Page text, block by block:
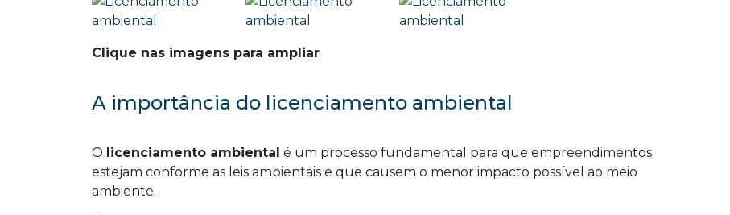
Clique nas imagens para ampliar
A importância do licenciamento ambiental
O licenciamento ambiental é um processo fundamental para que empreendimentos
estejam conforme as leis ambientais e que causem o menor impacto possível ao meio
ambiente.